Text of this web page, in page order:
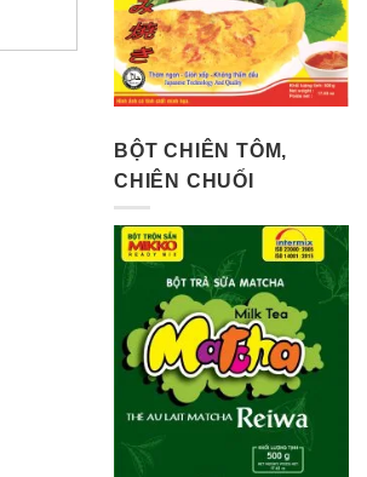
BỘT CHIÊN TÔM,
CHIÊN CHUỐI